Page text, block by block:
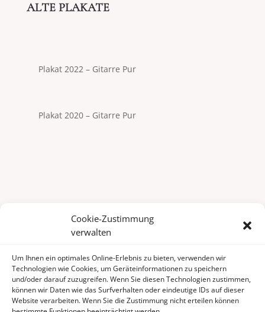
Cookie-Zustimmung
verwalten
Um Ihnen ein optimales Online-Erlebnis zu bieten, verwenden wir
Technologien wie Cookies, um Geräteinformationen zu speichern
und/oder darauf zuzugreifen. Wenn Sie diesen Technologien zustimmen,
können wir Daten wie das Surfverhalten oder eindeutige IDs auf dieser
Website verarbeiten. Wenn Sie die Zustimmung nicht erteilen können
ALTE PLAKATE
Plakat 2022 – Gitarre Pur
Plakat 2020 – Gitarre Pur
Volker Schäfer
Tel: 07243 39922
info@volkerschaefer-gitarre.de